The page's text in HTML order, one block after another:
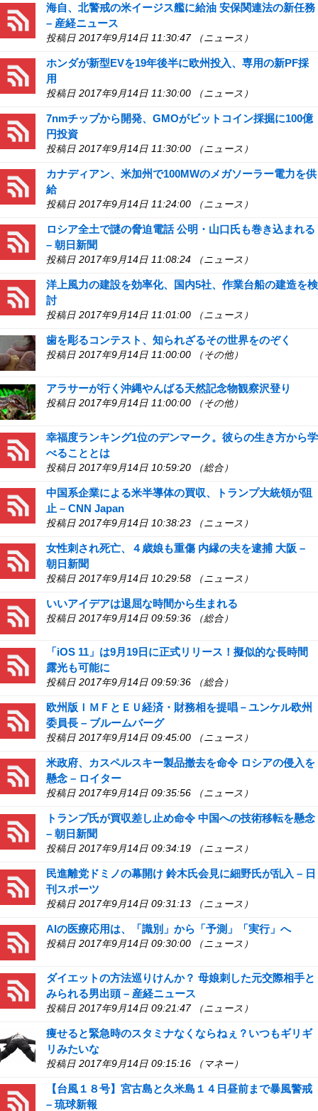
海自、北警戒の米イージス艦に給油 安保関連法の新任務
– 産経ニュース
投稿日 2017年9月14日 11:30:47 （ニュース）
ホンダが新型EVを19年後半に欧州投入、専用の新PF採
用
投稿日 2017年9月14日 11:30:00 （ニュース）
7nmチップから開発、GMOがビットコイン採掘に100億
円投資
投稿日 2017年9月14日 11:30:00 （ニュース）
カナディアン、米加州で100MWのメガソーラー電力を供
給
投稿日 2017年9月14日 11:24:00 （ニュース）
ロシア全土で謎の脅迫電話 公明・山口氏も巻き込まれる
– 朝日新聞
投稿日 2017年9月14日 11:08:24 （ニュース）
洋上風力の建設を効率化、国内5社、作業台船の建造を検
討
投稿日 2017年9月14日 11:01:00 （ニュース）
歯を彫るコンテスト、知られざるその世界をのぞく
投稿日 2017年9月14日 11:00:00 （その他）
アラサーが行く沖縄やんばる天然記念物観察沢登り
投稿日 2017年9月14日 11:00:00 （その他）
幸福度ランキング1位のデンマーク。彼らの生き方から学
べることとは
投稿日 2017年9月14日 10:59:20 （総合）
中国系企業による米半導体の買収、トランプ大統領が阻
止 – CNN Japan
投稿日 2017年9月14日 10:38:23 （ニュース）
女性刺され死亡、４歳娘も重傷 内縁の夫を逮捕 大阪 –
朝日新聞
投稿日 2017年9月14日 10:29:58 （ニュース）
いいアイデアは退屈な時間から生まれる
投稿日 2017年9月14日 09:59:36 （総合）
「iOS 11」は9月19日に正式リリース！擬似的な長時間
露光も可能に
投稿日 2017年9月14日 09:59:36 （総合）
欧州版ＩＭＦとＥＵ経済・財務相を提唱－ユンケル欧州
委員長 – ブルームバーグ
投稿日 2017年9月14日 09:45:00 （ニュース）
米政府、カスペルスキー製品撤去を命令 ロシアの侵入を
懸念 – ロイター
投稿日 2017年9月14日 09:35:56 （ニュース）
トランプ氏が買収差し止め命令 中国への技術移転を懸念
– 朝日新聞
投稿日 2017年9月14日 09:34:19 （ニュース）
民進離党ドミノの幕開け 鈴木氏会見に細野氏が乱入 – 日
刊スポーツ
投稿日 2017年9月14日 09:31:13 （ニュース）
AIの医療応用は、「識別」から「予測」「実行」へ
投稿日 2017年9月14日 09:30:00 （ニュース）
ダイエットの方法巡りけんか？ 母娘刺した元交際相手と
みられる男出頭 – 産経ニュース
投稿日 2017年9月14日 09:21:47 （ニュース）
痩せると緊急時のスタミナなくならねぇ？いつもギリギ
リみたいな
投稿日 2017年9月14日 09:15:16 （マネー）
【台風１８号】宮古島と久米島１４日昼前まで暴風警戒
– 琉球新報